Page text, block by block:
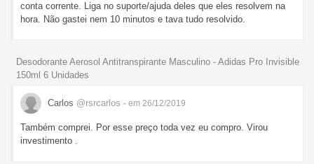
conta corrente. Liga no suporte/ajuda deles que eles resolvem na
hora. Não gastei nem 10 minutos e tava tudo resolvido.
Desodorante Aerosol Antitranspirante Masculino - Adidas Pro Invisible
150ml 6 Unidades
Carlos @rsrcarlos - em 26/12/2019
Também comprei. Por esse preço toda vez eu compro. Virou
investimento .